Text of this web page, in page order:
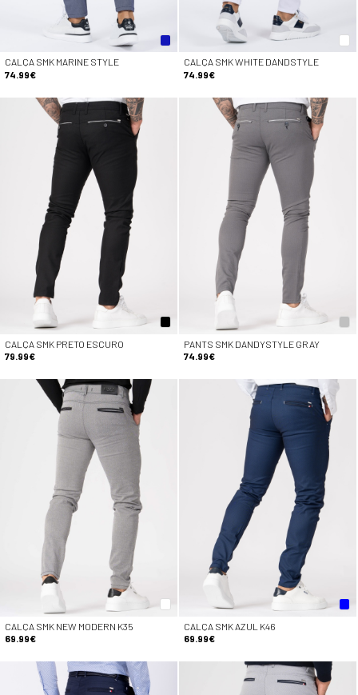
CALÇA SMK MARINE STYLE
74.99€
CALÇA SMK WHITE DANDSTYLE
74.99€
CALÇA SMK PRETO ESCURO
79.99€
PANTS SMK DANDYSTYLE GRAY
74.99€
CALÇA SMK NEW MODERN K35
69.99€
CALÇA SMK AZUL K46
69.99€